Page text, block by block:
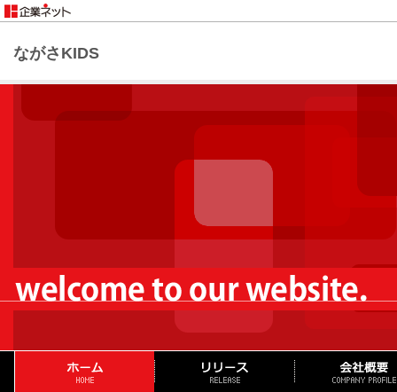
ながさKIDS